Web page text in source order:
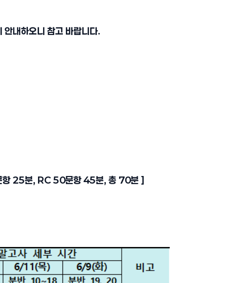
내하오니 참고 바랍니다.
25분, RC 50문항 45분, 총 70분 ]